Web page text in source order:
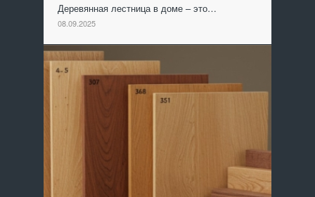
Деревянная лестница в доме – это…
08.09.2025